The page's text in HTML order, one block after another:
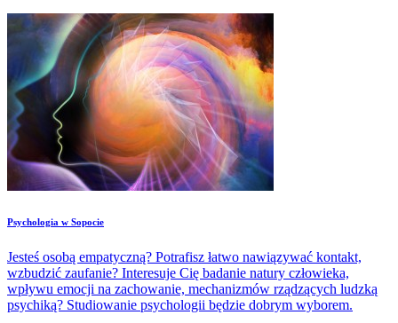
Psychologia w Sopocie
Jesteś osobą empatyczną? Potrafisz łatwo nawiązywać kontakt,
wzbudzić zaufanie? Interesuje Cię badanie natury człowieka,
wpływu emocji na zachowanie, mechanizmów rządzących ludzką
psychiką? Studiowanie psychologii będzie dobrym wyborem.